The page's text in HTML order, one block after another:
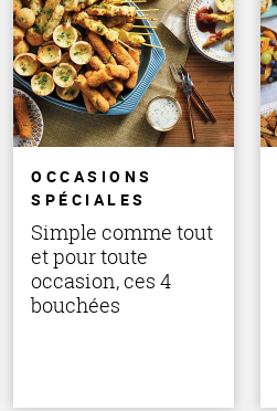
OCCASIONS
SPÉCIALES
Simple comme tout
et pour toute
occasion, ces 4
bouchées